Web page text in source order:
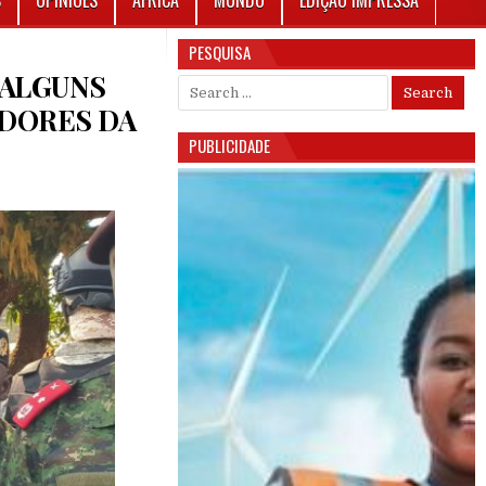
DA
SISSOCO AFIRMA QUE “ALGUNS POLÍTICOS” SÃO ATORES MORAIS E
PESQUISA
Search for:
PUBLICIDADE